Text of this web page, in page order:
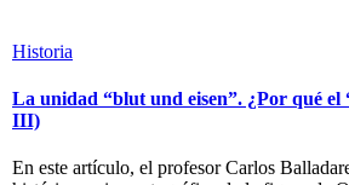
Historia
La unidad “blut und eisen”. ¿Por qué el
III)
En este artículo, el profesor Carlos